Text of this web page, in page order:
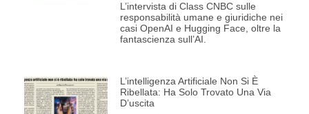
L’intervista di Class CNBC sulle
responsabilità umane e giuridiche nei
casi OpenAI e Hugging Face, oltre la
fantascienza sull’AI.
L’intelligenza Artificiale Non Si È
Ribellata: Ha Solo Trovato Una Via
D’uscita